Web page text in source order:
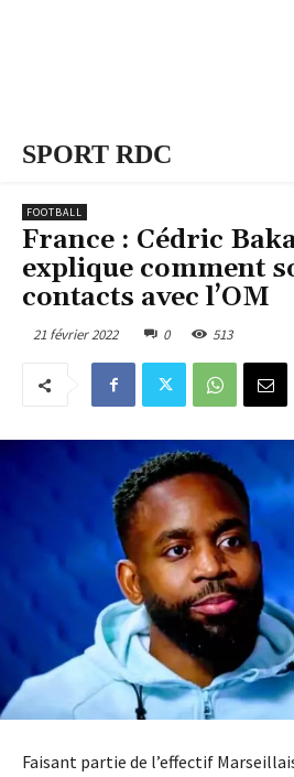
SPORT RDC
FOOTBALL
France : Cédric
explique comment
contacts avec l’OM
21 février 2022 0 513
Faisant partie de l’effectif